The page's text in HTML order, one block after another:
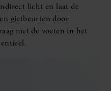
licht en laat de
gietbeurten door
met de voeten in het